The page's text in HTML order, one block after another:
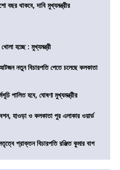
বছর থাকবে, দাবি মুখ্যমন্ত্রীর
হচ্ছে : মুখ্যমন্ত্রী
নতুন বিচারপতি পেতে চলেছে কলকাতা
পালিত হবে, ঘোষণা মুখ্যমন্ত্রীর
হাওড়া ও কলকাতা পুর এলাকার ওয়ার্ড
প্রাক্তন বিচারপতি রঞ্জিত কুমার বাগ